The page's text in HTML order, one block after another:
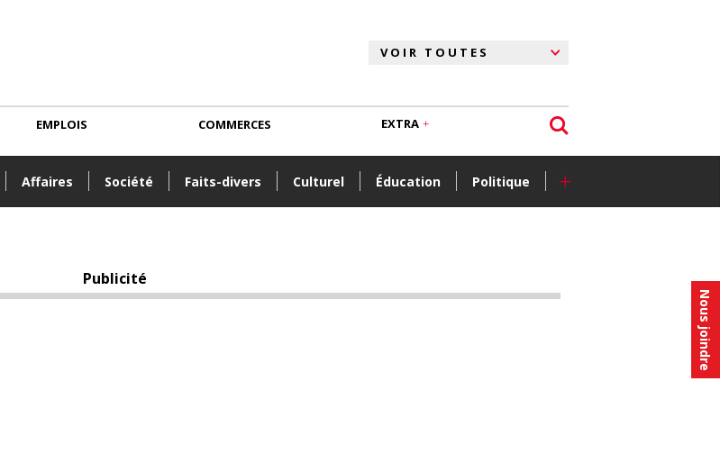
Nous joindre
Affaires Société Faits-divers Culturel Éducation Politique +
EMPLOIS COMMERCES EXTRA
Publicité